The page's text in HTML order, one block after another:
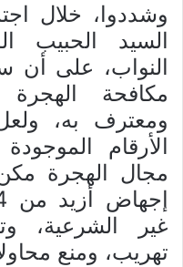
وشددوا، خلال
السيد الحبيب
النواب، على
مكافحة
ومعترف به،
الأرقام
تهريب، ومنع